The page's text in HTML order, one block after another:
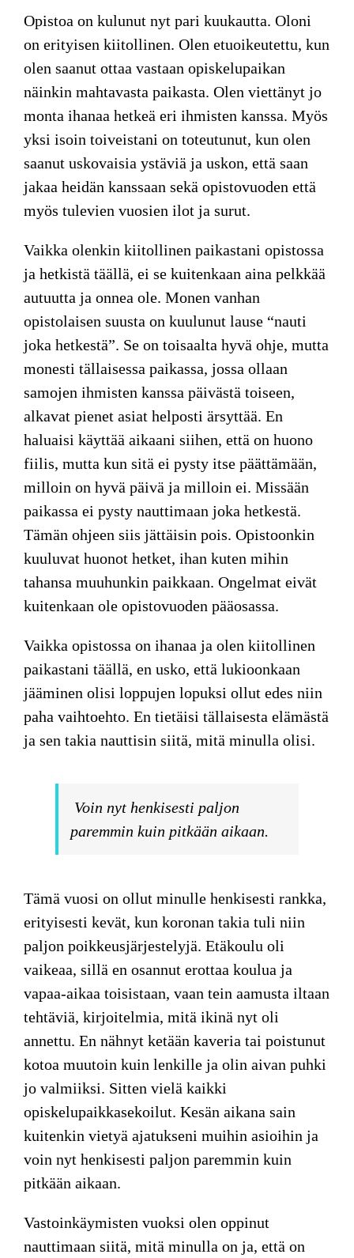
Opistoa on kulunut nyt pari kuukautta. Oloni
on erityisen kiitollinen. Olen etuoikeutettu, kun
olen saanut ottaa vastaan opiskelupaikan
näinkin mahtavasta paikasta. Olen viettänyt jo
monta ihanaa hetkeä eri ihmisten kanssa. Myös
yksi isoin toiveistani on toteutunut, kun olen
saanut uskovaisia ystäviä ja uskon, että saan
jakaa heidän kanssaan sekä opistovuoden että
myös tulevien vuosien ilot ja surut.
Vaikka olenkin kiitollinen paikastani opistossa
ja hetkistä täällä, ei se kuitenkaan aina pelkkää
autuutta ja onnea ole. Monen vanhan
opistolaisen suusta on kuulunut lause “nauti
joka hetkestä”. Se on toisaalta hyvä ohje, mutta
monesti tällaisessa paikassa, jossa ollaan
samojen ihmisten kanssa päivästä toiseen,
alkavat pienet asiat helposti ärsyttää. En
haluaisi käyttää aikaani siihen, että on huono
fiilis, mutta kun sitä ei pysty itse päättämään,
milloin on hyvä päivä ja milloin ei. Missään
paikassa ei pysty nauttimaan joka hetkestä.
Tämän ohjeen siis jättäisin pois. Opistoonkin
kuuluvat huonot hetket, ihan kuten mihin
tahansa muuhunkin paikkaan. Ongelmat eivät
kuitenkaan ole opistovuoden pääosassa.
Vaikka opistossa on ihanaa ja olen kiitollinen
paikastani täällä, en usko, että lukioonkaan
jääminen olisi loppujen lopuksi ollut edes niin
paha vaihtoehto. En tietäisi tällaisesta elämästä
ja sen takia nauttisin siitä, mitä minulla olisi.
Voin nyt henkisesti paljon
paremmin kuin pitkään aikaan.
Tämä vuosi on ollut minulle henkisesti rankka,
erityisesti kevät, kun koronan takia tuli niin
paljon poikkeusjärjestelyjä. Etäkoulu oli
vaikeaa, sillä en osannut erottaa koulua ja
vapaa-aikaa toisistaan, vaan tein aamusta iltaan
tehtäviä, kirjoitelmia, mitä ikinä nyt oli
annettu. En nähnyt ketään kaveria tai poistunut
kotoa muutoin kuin lenkille ja olin aivan puhki
jo valmiiksi. Sitten vielä kaikki
opiskelupaikkasekoilut. Kesän aikana sain
kuitenkin vietyä ajatukseni muihin asioihin ja
voin nyt henkisesti paljon paremmin kuin
pitkään aikaan.
Vastoinkäymisten vuoksi olen oppinut
nauttimaan siitä, mitä minulla on ja, että on